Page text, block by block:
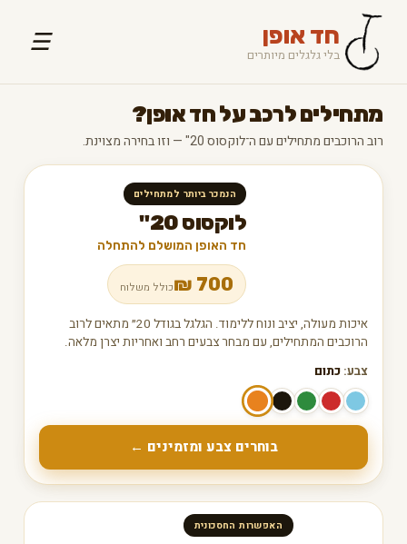
חד אופן
בלי גלגלים מיותרים ☰
מתחילים לרכב על חד אופן?
רוב הרוכבים מתחילים עם ה־לוקסוס 20" — וזו בחירה מצוינת.
הנמכר ביותר למתחילים
לוקסוס 20"
חד האופן המושלם להתחלה
700
₪כולל משלוח
איכות מעולה, יציב ונוח ללימוד. הגלגל בגודל 20״ מתאים לרוב
הרוכבים המתחילים, עם מבחר צבעים רחב ואחריות יצרן מלאה.
צבע: כתום
בוחרים צבע ומזמינים ←
האפשרות החסכונית